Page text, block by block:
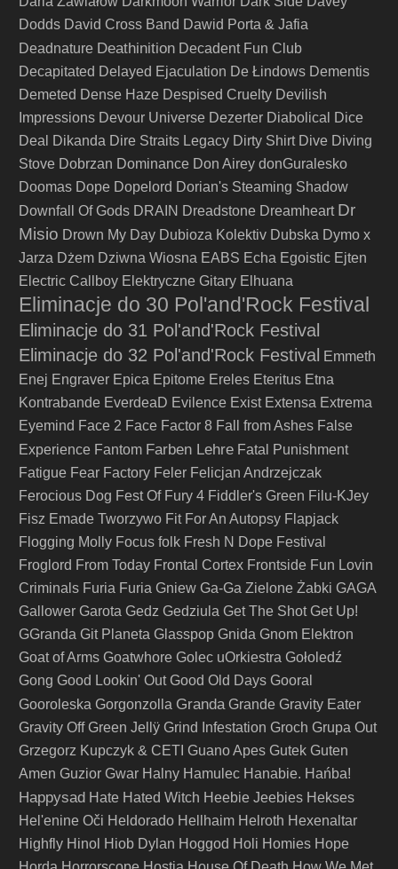
Dodds David Cross Band Dawid Porta & Jafia
Deadnature Deathinition Decadent Fun Club
Decapitated Delayed Ejaculation De Łindows Dementis
Demeted Dense Haze Despised Cruelty Devilish
Impressions Devour Universe Dezerter Diabolical
Dice
Deal
Dikanda Dire Straits Legacy Dirty Shirt Dive Diving
Stove Dobrzan Dominance Don Airey donGuralesko
Doomas Dope Dopelord Dorian's Steaming Shadow
Downfall Of Gods DRAIN Dreadstone Dreamheart Dr
Misio Drown My Day Dubioza Kolektiv Dubska Dymo x
Jarza Dżem Dziwna Wiosna EABS Echa Egoistic Ejten
Electric Callboy Elektryczne Gitary Elhuana
Eliminacje do 30 Pol'and'Rock Festival
Eliminacje do 31 Pol'and'Rock Festival
Eliminacje do 32 Pol'and'Rock Festival Emmeth
Enej Engraver Epica Epitome Ereles Eteritus Etna
Kontrabande EverdeaD Evilence Exist Extensa Extrema
Eyemind Face 2 Face Factor 8 Fall from Ashes False
Experience Fantom Farben Lehre Fatal Punishment
Fatigue Fear Factory Feler Felicjan Andrzejczak
Ferocious Dog Fest Of Fury 4 Fiddler's Green Filu-KJey
Fisz Emade Tworzywo Fit For An Autopsy Flapjack
Flogging Molly Focus folk Fresh N Dope Festival
Froglord From Today Frontal Cortex Frontside Fun Lovin
Criminals Furia Furia Gniew Ga-Ga Zielone Żabki GAGA
Gallower Garota Gedz Gedziula Get The Shot Get Up!
GGranda Git Planeta Glasspop Gnida Gnom Elektron
Goat of Arms Goatwhore Golec uOrkiestra Gołoledź
Gong Good Lookin' Out Good Old Days Gooral
Gooroleska Gorgonzolla Granda Grande Gravity Eater
Gravity Off Green Jellÿ Grind Infestation Groch Grupa Out
Grzegorz Kupczyk & CETI Guano Apes Gutek Guten
Amen Guzior Gwar Halny Hamulec Hanabie. Hańba!
Happysad Hate Hated Witch Heebie Jeebies Hekses
Hel'enine Oči Heldorado Hellhaim Helroth Hexenaltar
Highfly Hinol Hiob Dylan Hoggod Holi Homies Hope